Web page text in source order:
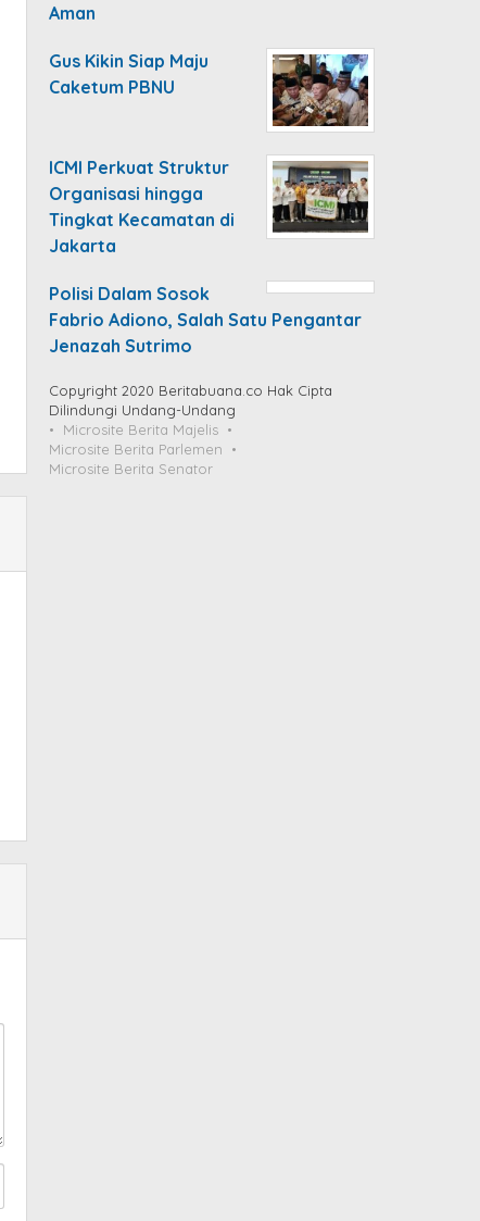
Aman
Gus Kikin Siap Maju
Caketum PBNU
ICMI Perkuat Struktur
Organisasi hingga
Tingkat Kecamatan di
Jakarta
Polisi Dalam Sosok
Fabrio Adiono, Salah Satu Pengantar
Jenazah Sutrimo
Copyright 2020 Beritabuana.co Hak Cipta
Dilindungi Undang-Undang
Microsite Berita Majelis
Microsite Berita Parlemen
Microsite Berita Senator